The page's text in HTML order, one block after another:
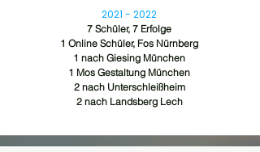
2021 - 2022
7 Schüler, 7 Erfolge
1 Online Schüler, Fos Nürnberg
1 nach Giesing München
1 Mos Gestaltung München
2 nach Unterschleißheim
2 nach Landsberg Lech